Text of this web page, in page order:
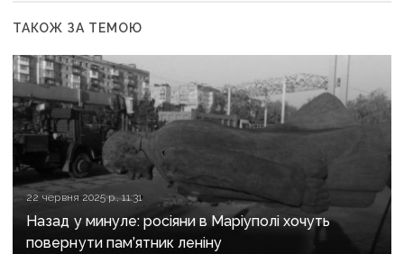
ТАКОЖ ЗА ТЕМОЮ
22 червня 2025 р., 11:31
Назад у минуле: росіяни в Маріуполі хочуть
повернути пам’ятник леніну